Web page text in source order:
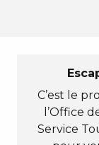
C’est le
l’Office
Service